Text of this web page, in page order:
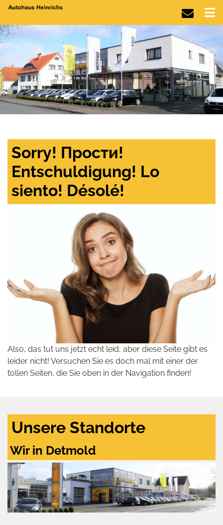
Sorry! Прости!
Entschuldigung! Lo
siento! Désolé!
Also, das tut uns jetzt echt leid, aber diese Seite gibt es
leider nicht! Versuchen Sie es doch mal mit einer der
tollen Seiten, die Sie oben in der Navigation finden!
Unsere Standorte
Wir in Detmold